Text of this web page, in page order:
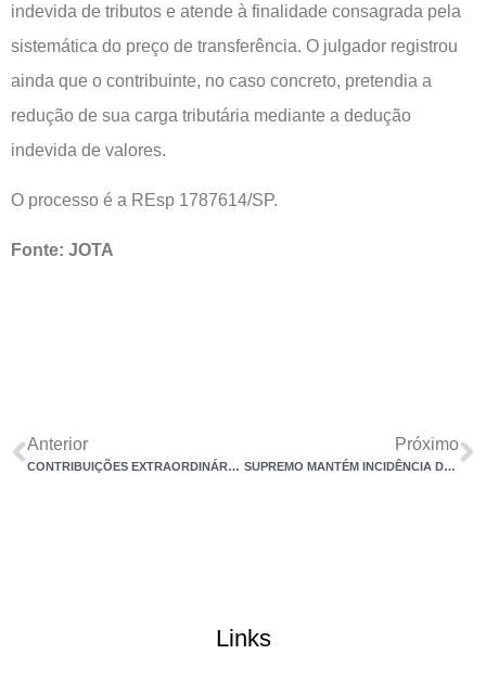
indevida de tributos e atende à finalidade consagrada pela
sistemática do preço de transferência. O julgador registrou
ainda que o contribuinte, no caso concreto, pretendia a
redução de sua carga tributária mediante a dedução
indevida de valores.
O processo é a REsp 1787614/SP.
Fonte: JOTA
Anterior
CONTRIBUIÇÕES EXTRAORDINÁRIAS DE PREVIDÊNCIA PRIVADA SÃO DEDUTÍVEIS DO IRPF
Próximo
SUPREMO MANTÉM INCIDÊNCIA DE ISS SOBRE AGÊNCIAS FRANQUEADAS DOS CORREIOS
Links